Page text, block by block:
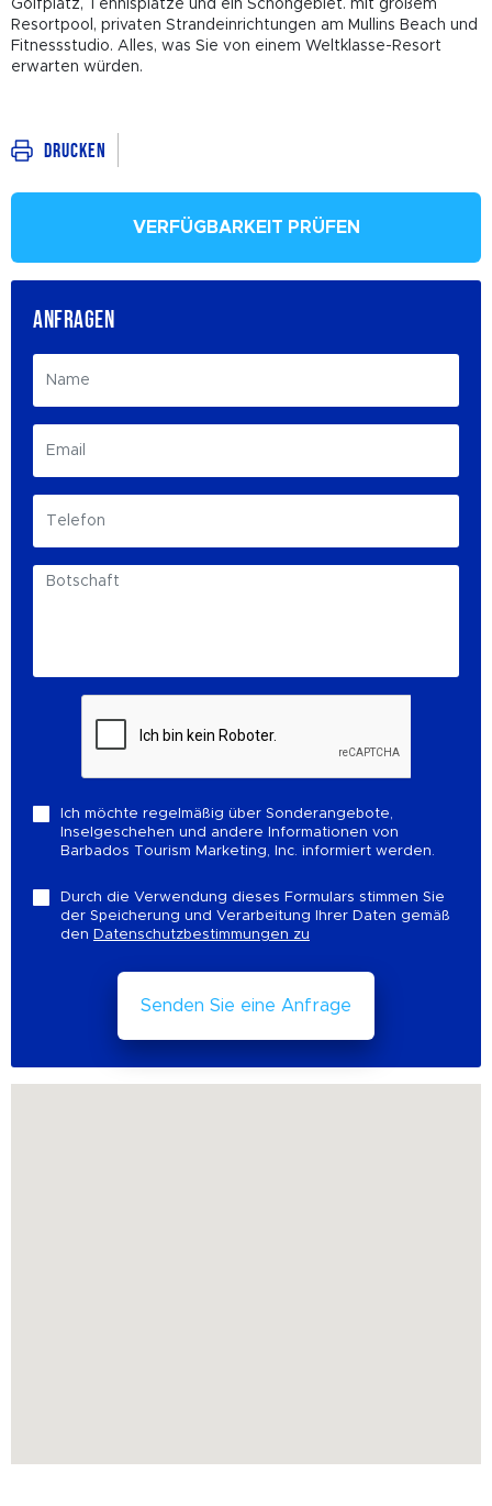
Golfplatz, Tennisplätze und ein Schongebiet. mit großem
Resortpool, privaten Strandeinrichtungen am Mullins Beach und
Fitnessstudio. Alles, was Sie von einem Weltklasse-Resort
erwarten würden.
Drucken
VERFÜGBARKEIT PRÜFEN
ANFRAGEN
Ich möchte regelmäßig über Sonderangebote,
Inselgeschehen und andere Informationen von
Barbados Tourism Marketing, Inc. informiert werden.
Durch die Verwendung dieses Formulars stimmen Sie
der Speicherung und Verarbeitung Ihrer Daten gemäß
den Datenschutzbestimmungen zu